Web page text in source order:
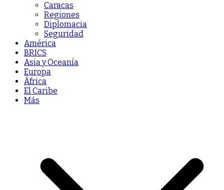
Caracas
Regiones
Diplomacia
Seguridad
América
BRICS
Asia y Oceanía
Europa
África
El Caribe
Más